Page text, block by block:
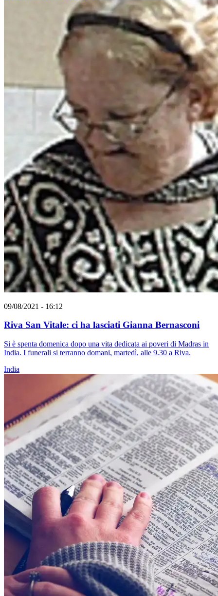
09/08/2021 - 16:12
Riva San Vitale: ci ha lasciati Gianna Bernasconi
Si è spenta domenica dopo una vita dedicata ai poveri di Madras in
India. I funerali si terranno domani, martedì, alle 9.30 a Riva.
India